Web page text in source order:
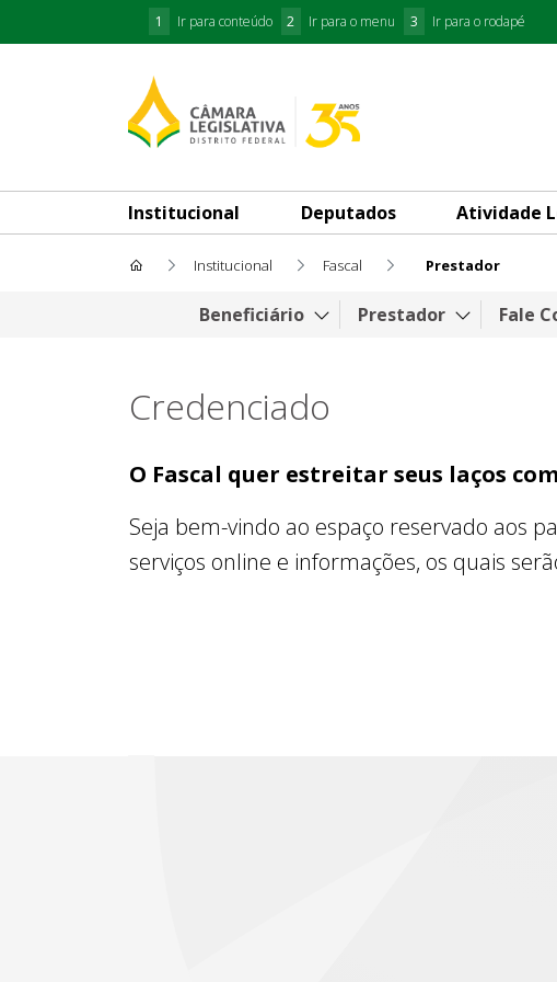
1 Ir para conteúdo 2 Ir para o menu 3 Ir para o rodapé
Institucional Deputados Atividade
Institucional Fascal Prestador
Beneficiário Prestador Fale
Credenciado
O Fascal quer estreitar seus laços
Seja bem-vindo ao espaço reservado aos
serviços online e informações, os quais